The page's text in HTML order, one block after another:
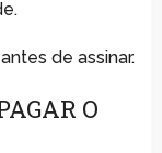
de assinar.
O